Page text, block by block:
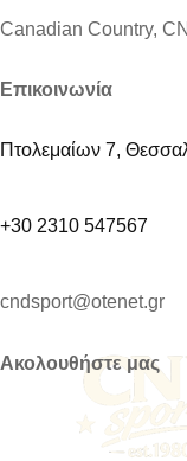
Canadian Country,
Επικοινωνία
Πτολεμαίων 7,
+30 2310 547567
cndsport@otenet.gr
Ακολουθήστε μας